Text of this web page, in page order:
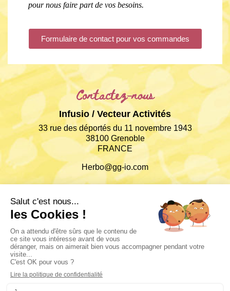
pour nous faire part de vos besoins.
Formulaire de contact pour vos commandes
Contactez-nous
Infusio / Vecteur Activités
33 rue des déportés du 11 novembre 1943
38100 Grenoble
FRANCE
Herbo@gg-io.com
Conditions Générales de Ventes
Politique de confidentialités
Retours & Livraisons
Paiements sécurisés